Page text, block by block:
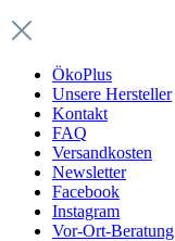
ÖkoPlus
Unsere Hersteller
Kontakt
FAQ
Versandkosten
Newsletter
Facebook
Instagram
Vor-Ort-Beratung